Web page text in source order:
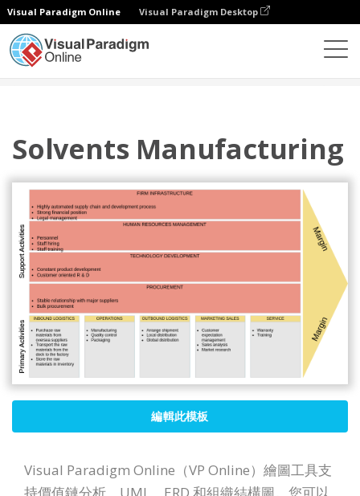
Visual Paradigm Online Visual Paradigm Desktop
Solvents Manufacturing
編輯此模板
Visual Paradigm Online（VP Online）繪圖工具支